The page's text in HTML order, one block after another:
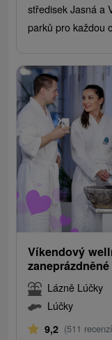
středisek Jasná a
parků pro každou
Víkendový
zaneprázdněné
Lázně Lúčky
Lúčky
9,2 (511